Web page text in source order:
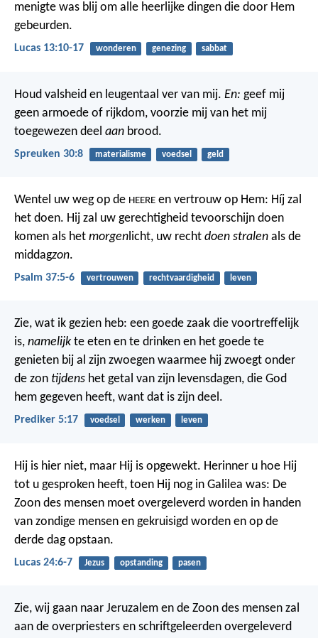
menigte was blij om alle heerlijke dingen die door Hem
gebeurden.
Lucas 13:10-17 wonderen genezing sabbat
Houd valsheid en leugentaal ver van mij. En: geef mij
geen armoede of rijkdom, voorzie mij van het mij
toegewezen deel aan brood.
Spreuken 30:8 materialisme voedsel geld
Wentel uw weg op de HEERE en vertrouw op Hem: Híj zal
het doen. Hij zal uw gerechtigheid tevoorschijn doen
komen als het morgenlicht, uw recht doen stralen als de
middagzon.
Psalm 37:5-6 vertrouwen rechtvaardigheid leven
Zie, wat ik gezien heb: een goede zaak die voortreffelijk
is, namelijk te eten en te drinken en het goede te
genieten bij al zijn zwoegen waarmee hij zwoegt onder
de zon tijdens het getal van zijn levensdagen, die God
hem gegeven heeft, want dat is zijn deel.
Prediker 5:17 voedsel werken leven
Hij is hier niet, maar Hij is opgewekt. Herinner u hoe Hij
tot u gesproken heeft, toen Hij nog in Galilea was: De
Zoon des mensen moet overgeleverd worden in handen
van zondige mensen en gekruisigd worden en op de
derde dag opstaan.
Lucas 24:6-7 Jezus opstanding pasen
Zie, wij gaan naar Jeruzalem en de Zoon des mensen zal
aan de overpriesters en schriftgeleerden overgeleverd